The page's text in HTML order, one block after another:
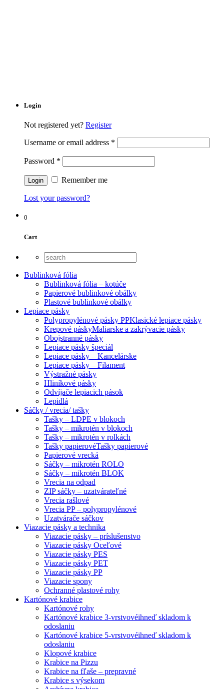
Login
Not registered yet? Register
Username or email address *
Password *
Remember me
Lost your password?
0
Cart
Bublinková fólia
Bublinková fólia – kotúče
Papierové bublinkové obálky
Plastové bublinkové obálky
Lepiace pásky
Polypropylénové pásky PPKlasické lepiace pásky
Krepové páskyMaliarske a zakrývacie pásky
Obojstranné pásky
Lepiace pásky špeciál
Lepiace pásky – Kancelárske
Lepiace pásky – Filament
Výstražné pásky
Hliníkové pásky
Odvíjače lepiacich pások
Lepidlá
Sáčky / vrecia/ tašky
Tašky – LDPE v blokoch
Tašky – mikrotén v blokoch
Tašky – mikrotén v rolkách
Tašky papierovéTašky papierové
Papierové vrecká
Sáčky – mikrotén ROLO
Sáčky – mikrotén BLOK
Vrecia na odpad
ZIP sáčky – uzatvárateľné
Vrecia rašlové
Vrecia PP – polypropylénové
Uzatvárače sáčkov
Viazacie pásky a technika
Viazacie pásky – príslušenstvo
Viazacie pásky Oceľové
Viazacie pásky PES
Viazacie pásky PET
Viazacie pásky PP
Viazacie spony
Ochranné plastové rohy
Kartónové krabice
Kartónové rohy
Kartónové krabice 3-vrstvovéihneď skladom k
odoslaniu
Kartónové krabice 5-vrstvovéihneď skladom k
odoslaniu
Klopové krabice
Krabice na Pizzu
Krabice na fľaše – prepravné
Krabice s výsekom